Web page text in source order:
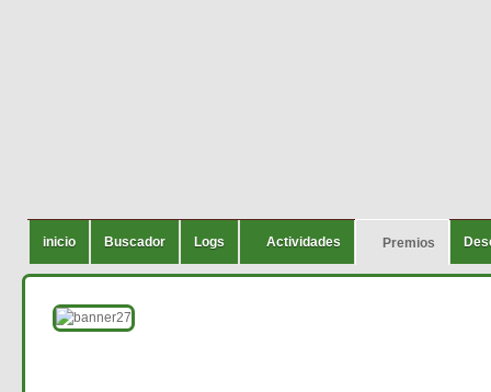
inicio Buscador Logs Actividades Premios